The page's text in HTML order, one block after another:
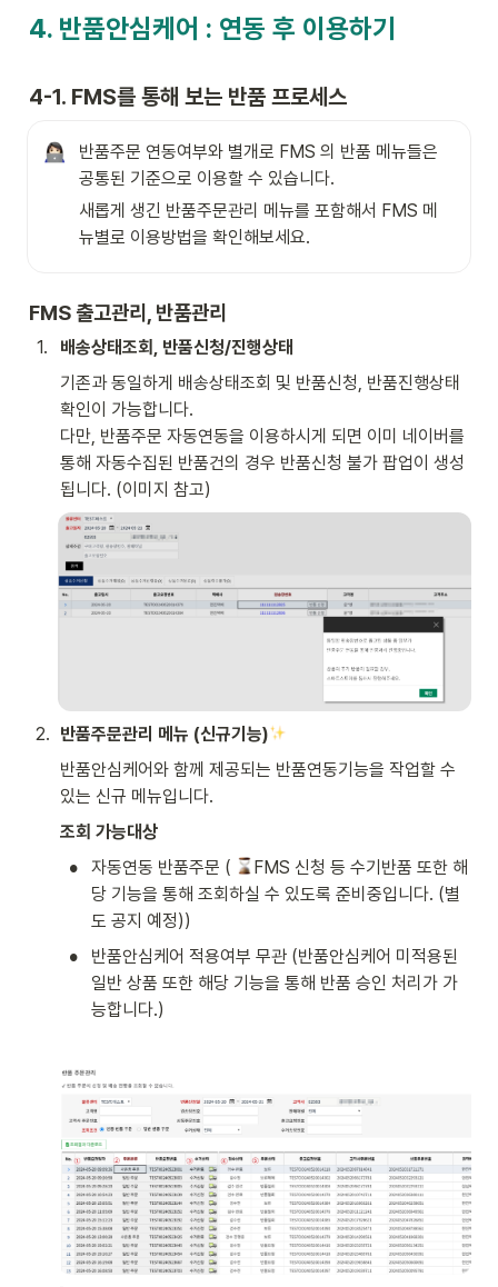
4. 반품안심케어 : 연동 후 이용하기
4-1. FMS를 통해 보는 반품 프로세스
반품주문 연동여부와 별개로 FMS 의 반품 메뉴들은
공통된 기준으로 이용할 수 있습니다.
새롭게 생긴 반품주문관리 메뉴를 포함해서 FMS 메
뉴별로 이용방법을 확인해보세요.
FMS 출고관리, 반품관리
1.
배송상태조회, 반품신청/진행상태
기존과 동일하게 배송상태조회 및 반품신청, 반품진행상태
확인이 가능합니다.
다만, 반품주문 자동연동을 이용하시게 되면 이미 네이버를
통해 자동수집된 반품건의 경우 반품신청 불가 팝업이 생성
됩니다. (이미지 참고)
2. 반품주문관리 메뉴 (신규기능)
반품안심케어와 함께 제공되는 반품연동기능을 작업할 수
있는 신규 메뉴입니다.
조회 가능대상
• 자동연동 반품주문 (
FMS 신청 등 수기반품 또한 해
당 기능을 통해 조회하실 수 있도록 준비중입니다. (별
도 공지 예정))
•
반품안심케어 적용여부 무관 (반품안심케어 미적용된
일반 상품 또한 해당 기능을 통해 반품 승인 처리가 가
능합니다.)